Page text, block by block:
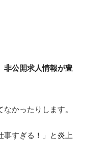
非公開求人情報が豊
かったりします。
事すぎる！」と炎上